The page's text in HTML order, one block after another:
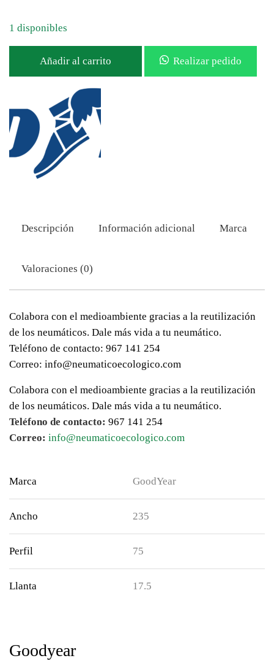
1 disponibles
Añadir al carrito Realizar pedido
Descripción Información adicional Marca
Valoraciones (0)
Colabora con el medioambiente gracias a la reutilización
de los neumáticos. Dale más vida a tu neumático.
Teléfono de contacto: 967 141 254
Correo: info@neumaticoecologico.com
Colabora con el medioambiente gracias a la reutilización
de los neumáticos. Dale más vida a tu neumático.
Teléfono de contacto: 967 141 254
Correo: info@neumaticoecologico.com
Marca GoodYear
Ancho 235
Perfil 75
Llanta 17.5
Goodyear